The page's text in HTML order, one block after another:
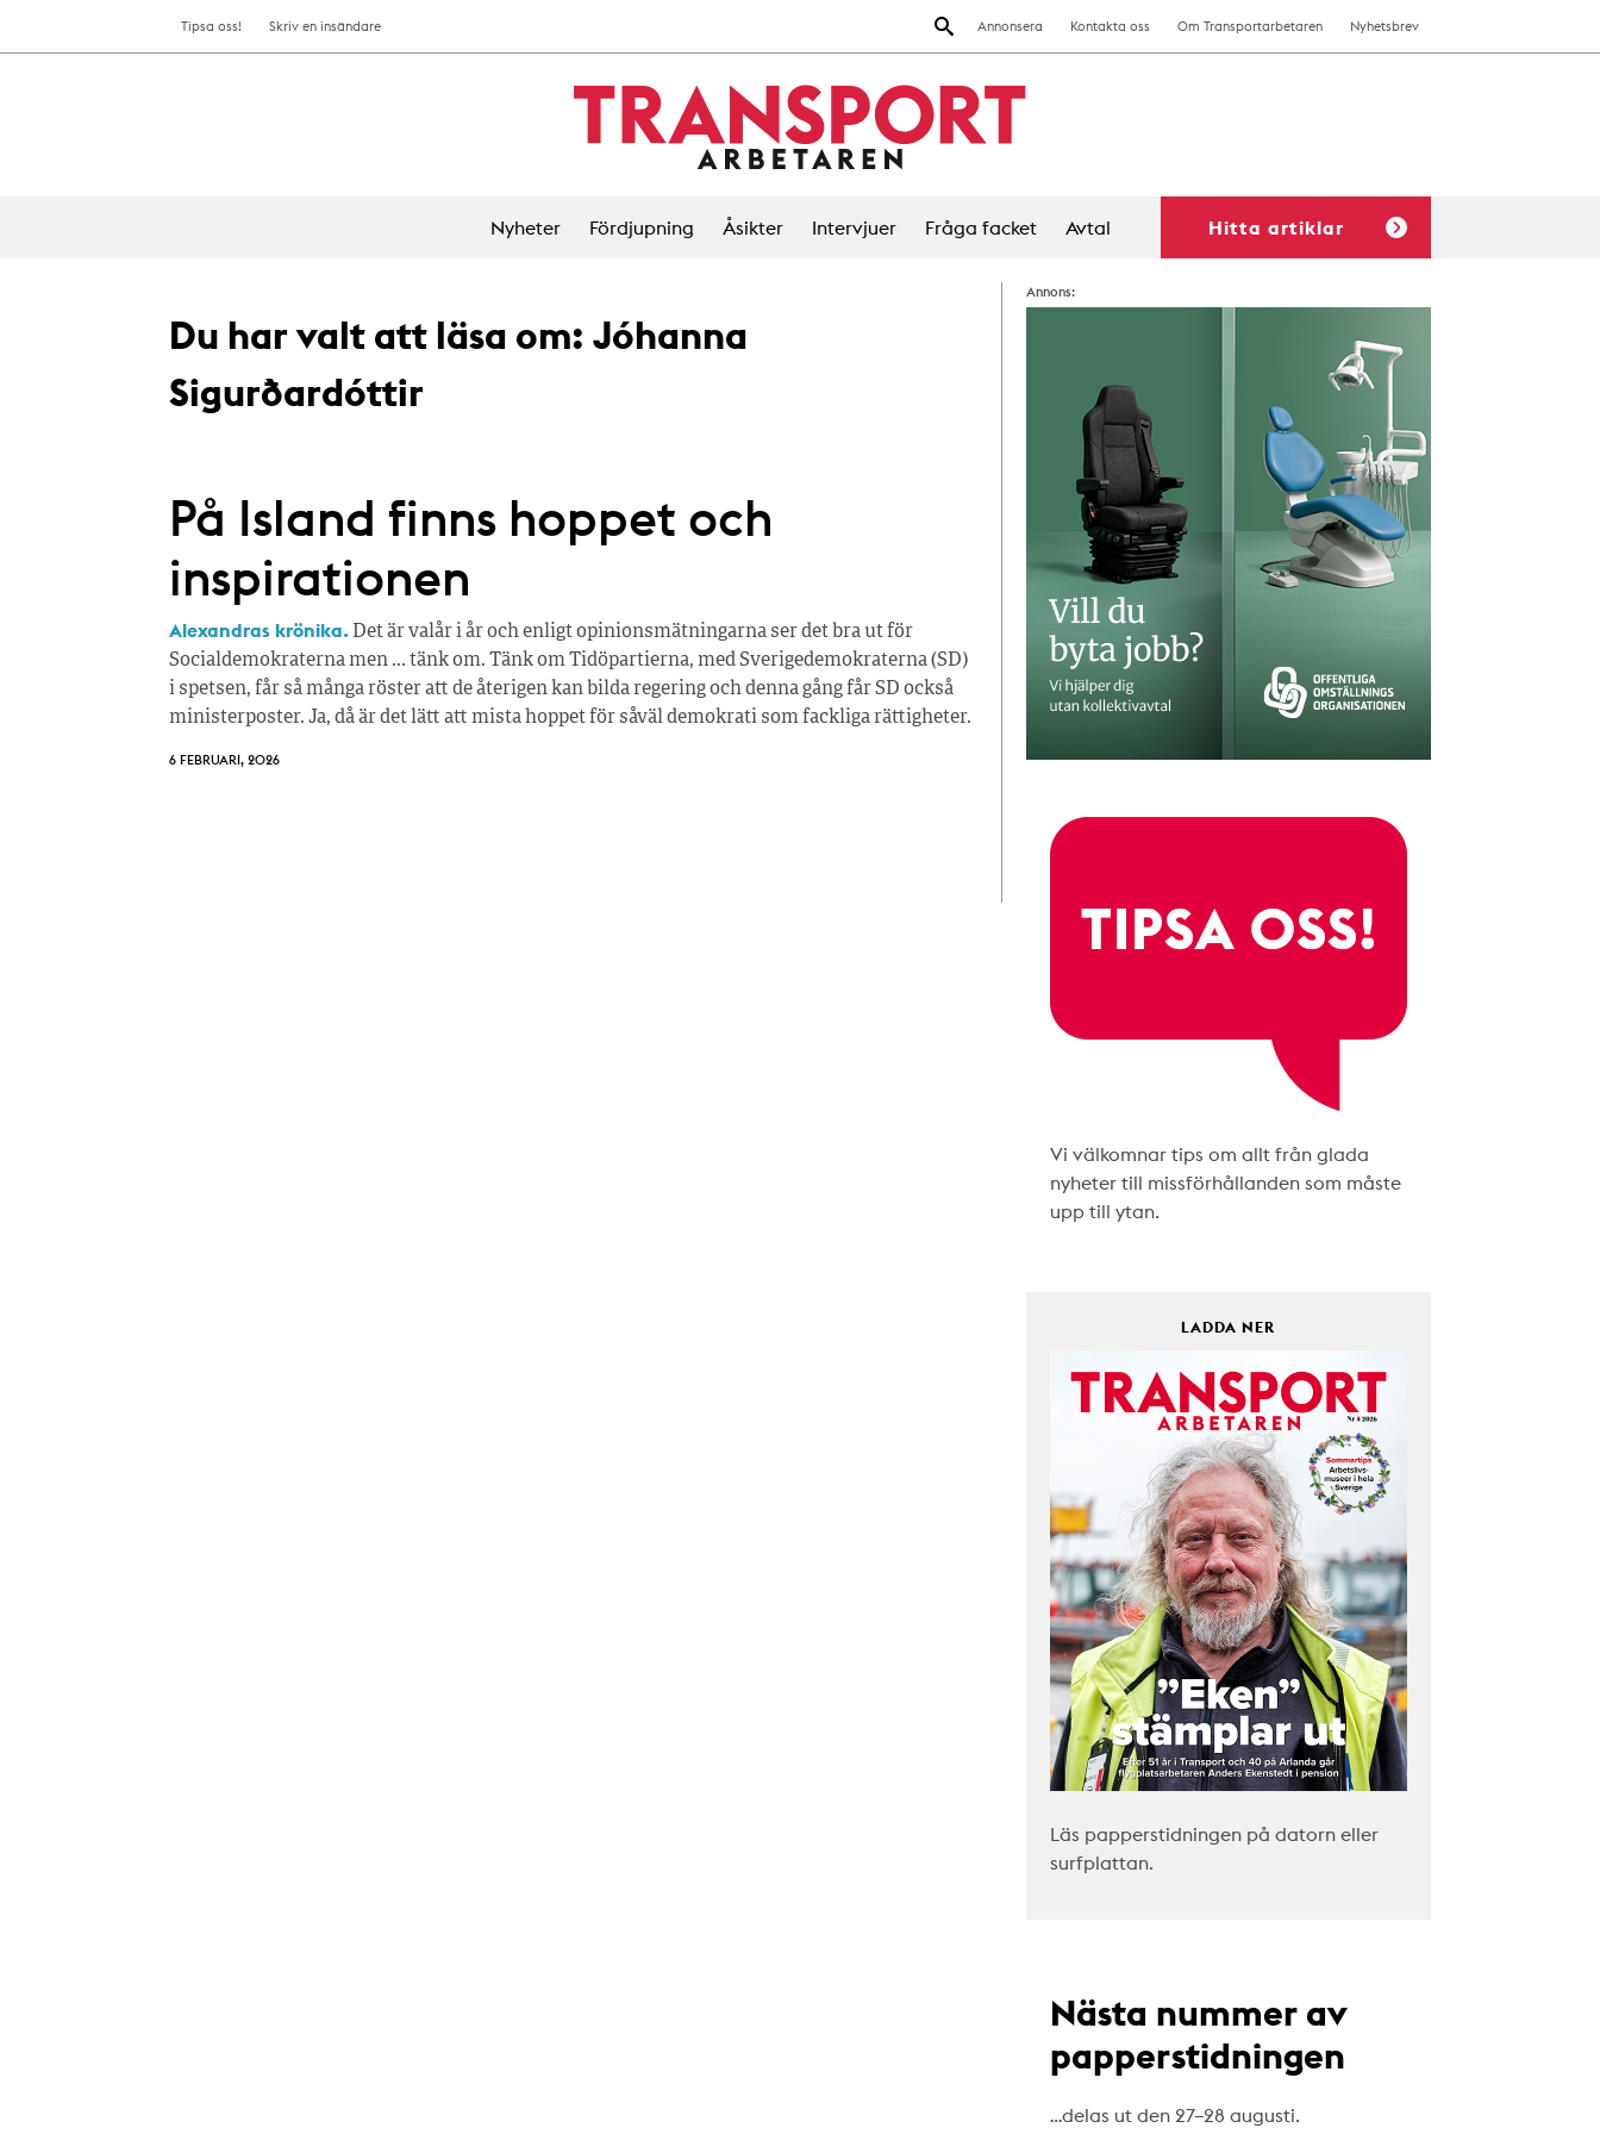
Annonsera Kontakta oss Om Transportarbetaren Nyhetsbrev
Tipsa oss! Skriv en insändare
Nyheter Fördjupning Åsikter Intervjuer Fråga facket Avtal Hitta artiklar
Du har valt att läsa om: Jóhanna
Sigurðardóttir
På Island finns hoppet och
inspirationen
Alexandras krönika. Det är valår i år och enligt opinionsmätningarna ser det bra ut för
Socialdemokraterna men … tänk om. Tänk om Tidöpartierna, med Sverigedemokraterna (SD)
i spetsen, får så många röster att de återigen kan bilda regering och denna gång får SD också
ministerposter. Ja, då är det lätt att mista hoppet för såväl demokrati som fackliga rättigheter.
6 FEBRUARI, 2026
Annons:
Vi välkomnar tips om allt från glada
nyheter till missförhållanden som måste
upp till ytan.
LADDA NER
Läs papperstidningen på datorn eller
surfplattan.
Nästa nummer av
papperstidningen
…delas ut den 27–28 augusti.